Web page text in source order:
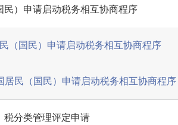
民）申请启动税务相互协商程序
（国民）申请启动税务相互协商程序
居民（国民）申请启动税务相互协商程序
税分类管理评定申请